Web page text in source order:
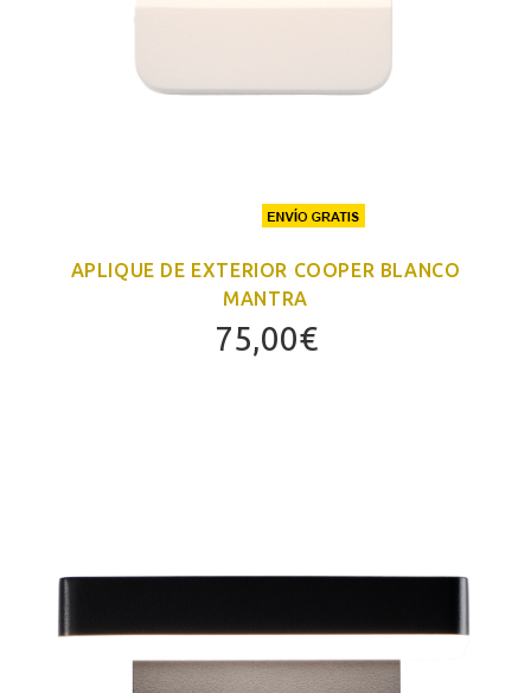
APLIQUE DE EXTERIOR COOPER BLANCO
MANTRA
75,00€